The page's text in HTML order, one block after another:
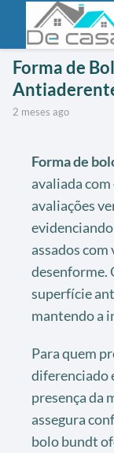
Forma de
2 meses ago
Forma de
avaliada
avaliações
assados
desenforme.
superfície
mantendo a
Para quem
diferenciado
presença da
assegura
bolo bundt